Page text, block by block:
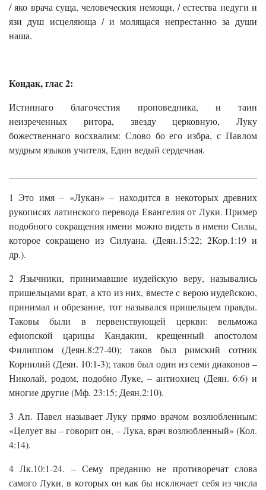
/ яко врача суща, человеческия немощи, / естества недуги и
язи душ исцеляюща / и молящася непрестанно за души
наша.
Кондак, глас 2:
Истиннаго благочестия проповедника, и таин
неизреченных ритора, звезду церковную, Луку
божественнаго восхвалим: Слово бо его избра, с Павлом
мудрым языков учителя, Един ведый сердечная.
1 Это имя – «Лукан» – находится в некоторых древних
рукописях латинского перевода Евангелия от Луки. Пример
подобного сокращения имени можно видеть в имени Силы,
которое сокращено из Силуана. (Деян.15:22; 2Кор.1:19 и
др.).
2 Язычники, принимавшие иудейскую веру, назывались
пришельцами врат, а кто из них, вместе с верою иудейскою,
принимал и обрезание, тот назывался пришельцем правды.
Таковы были в первенствующей церкви: вельможа
ефиопской царицы Кандакии, крещенный апостолом
Филиппом (Деян.8:27-40); таков был римский сотник
Корнилий (Деян. 10:1-3); таков был один из семи диаконов –
Николай, родом, подобно Луке, – антиохиец (Деян. 6:6) и
многие другие (Мф. 23:15; Деян.2:10).
3 Ап. Павел называет Луку прямо врачом возлюбленным:
«Целует вы – говорит он, – Лука, врач возлюбленный» (Кол.
4:14).
4 Лк.10:1-24. – Сему преданию не противоречат слова
самого Луки, в которых он как бы исключает себя из числа